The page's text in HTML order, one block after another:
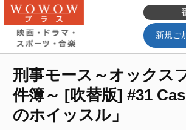
新規ご
刑事モース～オックス
件簿～ [吹替版] #31
のホイッスル」